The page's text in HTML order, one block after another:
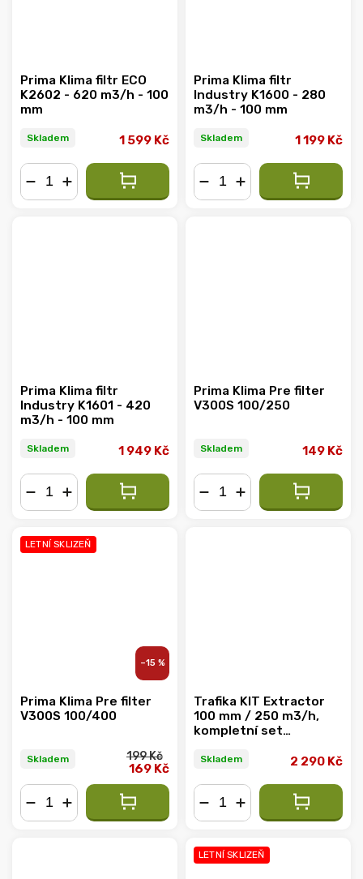
Prima Klima filtr ECO
K2602 - 620 m3/h - 100
mm
Skladem 1 599 Kč
Prima Klima filtr
Industry K1600 - 280
m3/h - 100 mm
Skladem 1 199 Kč
Prima Klima filtr
Industry K1601 - 420
m3/h - 100 mm
Skladem 1 949 Kč
Prima Klima Pre filter
V300S 100/250
Skladem 149 Kč
LETNÍ SKLIZEŇ
–15 %
Prima Klima Pre filter
V300S 100/400
Skladem 199 Kč
169 Kč
Trafika KIT Extractor
100 mm / 250 m3/h,
kompletní set
Skladem 2 290 Kč
LETNÍ SKLIZEŇ